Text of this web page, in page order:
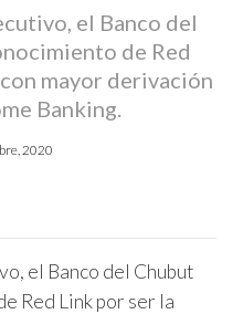
el Banco del
de Red
mayor derivación
Banking.
2020
el Banco del Chubut
Red Link por ser la